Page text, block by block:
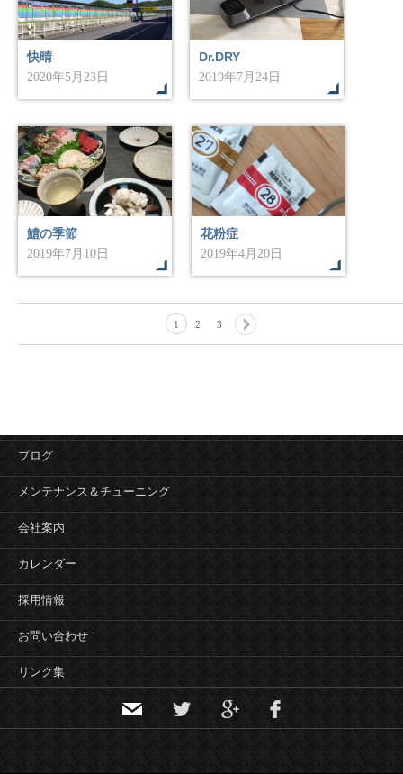
快晴
2020年5月23日
Dr.DRY
2019年7月24日
鱧の季節
2019年7月10日
花粉症
2019年4月20日
1 2 3
ブログ
メンテナンス＆チューニング
会社案内
カレンダー
採用情報
お問い合わせ
リンク集